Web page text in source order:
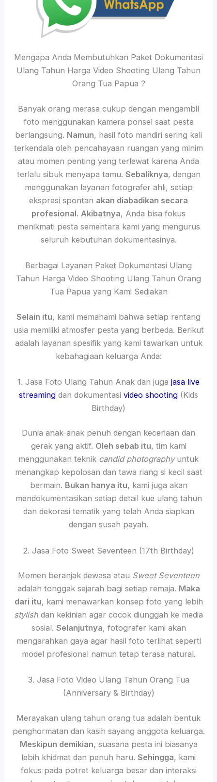
Mengapa Anda Membutuhkan Paket Dokumentasi
Ulang Tahun Harga Video Shooting Ulang Tahun
Orang Tua Papua ?
Banyak orang merasa cukup dengan mengambil
foto menggunakan kamera ponsel saat pesta
berlangsung. Namun, hasil foto mandiri sering kali
terkendala oleh pencahayaan ruangan yang minim
atau momen penting yang terlewat karena Anda
terlalu sibuk menyapa tamu. Sebaliknya, dengan
menggunakan layanan fotografer ahli, setiap
ekspresi spontan akan diabadikan secara
profesional. Akibatnya, Anda bisa fokus
menikmati pesta sementara kami yang mengurus
seluruh kebutuhan dokumentasinya.
Berbagai Layanan Paket Dokumentasi Ulang
Tahun Harga Video Shooting Ulang Tahun Orang
Tua Papua yang Kami Sediakan
Selain itu, kami memahami bahwa setiap rentang
usia memiliki atmosfer pesta yang berbeda. Berikut
adalah layanan spesifik yang kami tawarkan untuk
kebahagiaan keluarga Anda:
1. Jasa Foto Ulang Tahun Anak dan juga jasa live
streaming dan dokumentasi video shooting (Kids
Birthday)
Dunia anak-anak penuh dengan keceriaan dan
gerak yang aktif. Oleh sebab itu, tim kami
menggunakan teknik candid photographyuntuk
menangkap kepolosan dan tawa riang si kecil saat
bermain. Bukan hanya itu, kami juga akan
mendokumentasikan setiap detail kue ulang tahun
dan dekorasi tematik yang telah Anda siapkan
dengan susah payah.
2. Jasa Foto Sweet Seventeen (17th Birthday)
Momen beranjak dewasa atau Sweet Seventeen
adalah tonggak sejarah bagi setiap remaja. Maka
dari itu, kami menawarkan konsep foto yang lebih
stylish dan kekinian agar cocok diunggah ke media
sosial. Selanjutnya, fotografer kami akan
mengarahkan gaya agar hasil foto terlihat seperti
model profesional namun tetap terasa natural.
3. Jasa Foto Video Ulang Tahun Orang Tua
(Anniversary & Birthday)
Merayakan ulang tahun orang tua adalah bentuk
penghormatan dan kasih sayang anggota keluarga.
Meskipun demikian, suasana pesta ini biasanya
lebih khidmat dan penuh haru. Sehingga, kami
fokus pada potret keluarga besar dan interaksi